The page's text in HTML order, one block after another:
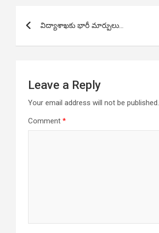
navigation
విద్యాశాఖకు భారీ మార్పులు…
Leave a Reply
Your email address will not be published.
Comment *